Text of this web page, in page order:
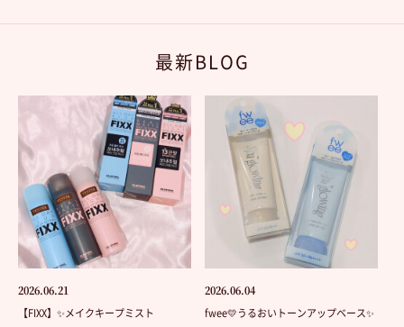
最新BLOG
2026.06.21
【FIXX】✨メイクキープミスト
2026.06.04
fwee💛うるおいトーンアップベース✨